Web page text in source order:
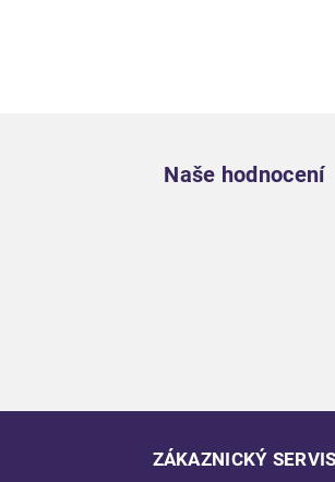
Naše hodnocení
ZÁKAZNICKÝ SERVIS